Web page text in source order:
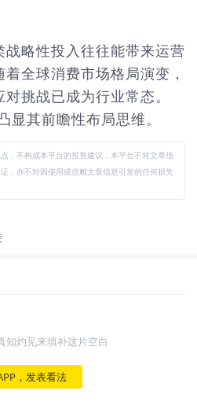
略性投入往往能带来运营
全球消费市场格局演变，
挑战已成为行业常态。
其前瞻性布局思维。
，不构成本平台的投资建议，本平台不对文章信
，亦不对因使用或信赖文章信息引发的任何损失
知灼见来填补这片空白
，发表看法